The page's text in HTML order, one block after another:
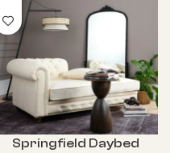
Springfield Daybed